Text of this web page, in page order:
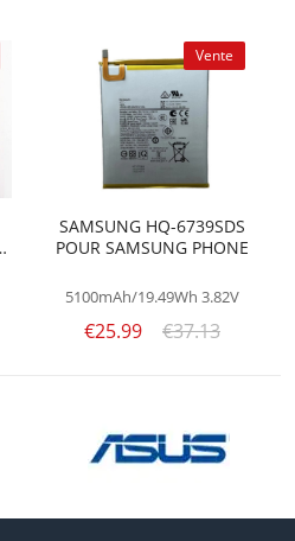
Vente
SAMSUNG HQ-6739SDS
POUR SAMSUNG PHONE
5100mAh/19.49Wh 3.82V
€25.99 €37.13